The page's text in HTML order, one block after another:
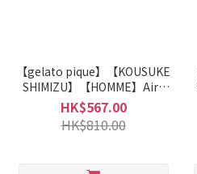
【gelato pique】【KOUSUKE
SHIMIZU】【HOMME】Airy
moco 抱枕 PHGG232990
HK$567.00
HK$810.00